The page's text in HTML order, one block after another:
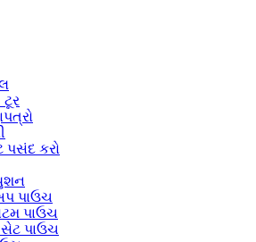
ટૂર
પસંદ કરો
પાઉચ
પાઉચ
પાઉચ